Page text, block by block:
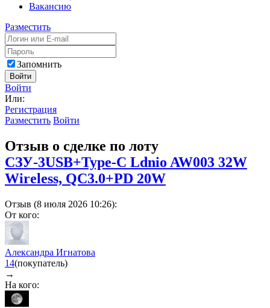
Вакансию
Разместить
Запомнить
Войти
Войти
Или:
Регистрация
Разместить Войти
Отзыв о сделке по лоту
СЗУ-3USB+Type-C Ldnio AW003 32W
Wireless, QC3.0+PD 20W
Отзыв (8 июля 2026 10:26):
От кого:
Александра Игнатова
14(покупатель)
→
На кого: